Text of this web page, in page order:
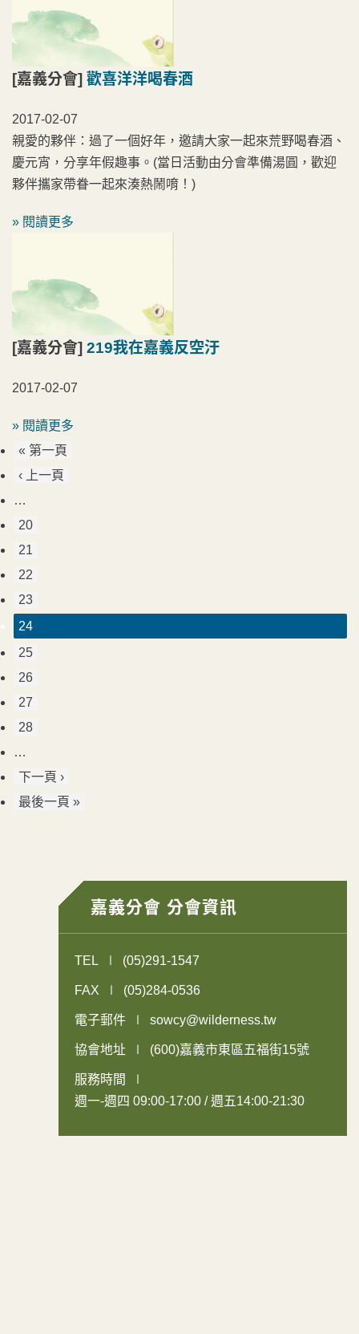
[嘉義分會] 歡喜洋洋喝春酒
2017-02-07
親愛的夥伴：過了一個好年，邀請大家一起來荒野喝春酒、
慶元宵，分享年假趣事。(當日活動由分會準備湯圓，歡迎
夥伴攜家帶眷一起來湊熱鬧唷！)
» 閱讀更多
[嘉義分會] 219我在嘉義反空汙
2017-02-07
» 閱讀更多
« 第一頁
‹ 上一頁
…
20
21
22
23
24
25
26
27
28
…
下一頁 ›
最後一頁 »
嘉義分會 分會資訊
TEL (05)291-1547
FAX (05)284-0536
電子郵件 sowcy@wilderness.tw
協會地址 (600)嘉義市東區五福街15號
服務時間
週一-週四 09:00-17:00 / 週五14:00-21:30